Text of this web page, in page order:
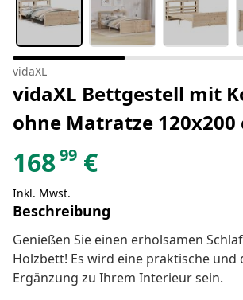
vidaXL
vidaXL Bettgestell mit
ohne Matratze 120x200
16899 €
Inkl. Mwst.
Beschreibung
Genießen Sie einen erholsamen
Holzbett! Es wird eine praktische und
Ergänzung zu Ihrem Interieur sein.